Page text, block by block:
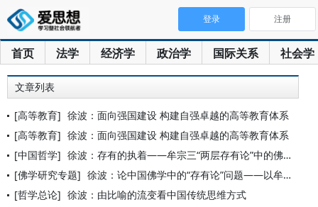
首页 法学 经济学 政治学 国际关系 社会学
登录 注册
文章列表
[高等教育] 徐波：面向强国建设 构建自强卓越的高等教育体系
[高等教育] 徐波：面向强国建设 构建自强卓越的高等教育体系
[中国哲学] 徐波：存有的执着——牟宗三“两层存有论”中的佛学与康德
[佛学研究专题] 徐波：论中国佛学中的“存有论”问题——以牟宗三对汉语佛典的诠
[哲学总论] 徐波：由比喻的流变看中国传统思维方式